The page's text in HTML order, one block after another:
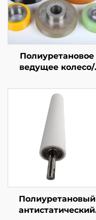
Полиуретановое
ведущее колесо/
тяговое колесо/
измерительное
колесо
Полиуретановый
антистатический